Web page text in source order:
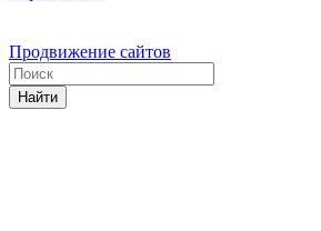
Продвижение сайтов
Найти